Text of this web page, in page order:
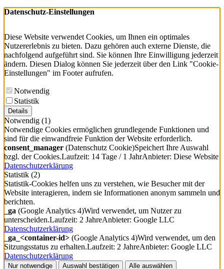
Datenschutz-Einstellungen
Diese Website verwendet Cookies, um Ihnen ein optimales
Nutzererlebnis zu bieten. Dazu gehören auch externe Dienste, die
nachfolgend aufgeführt sind. Sie können Ihre Einwilligung jederzeit
ändern. Diesen Dialog können Sie jederzeit über den Link "Cookie-
Einstellungen" im Footer aufrufen.
Notwendig
Statistik
Details
Notwendig (1)
Notwendige Cookies ermöglichen grundlegende Funktionen und
sind für die einwandfreie Funktion der Website erforderlich.
consent_manager (Datenschutz Cookie)Speichert Ihre Auswahl
bzgl. der Cookies.Laufzeit: 14 Tage / 1 JahrAnbieter: Diese Website
Datenschutzerklärung
Statistik (2)
Statistik-Cookies helfen uns zu verstehen, wie Besucher mit der
Website interagieren, indem sie Informationen anonym sammeln und
berichten.
_ga (Google Analytics 4)Wird verwendet, um Nutzer zu
unterscheiden.Laufzeit: 2 JahreAnbieter: Google LLC
Datenschutzerklärung
_ga_<container-id> (Google Analytics 4)Wird verwendet, um den
Sitzungsstatus zu erhalten.Laufzeit: 2 JahreAnbieter: Google LLC
Datenschutzerklärung
Nur notwendige Auswahl bestätigen Alle auswählen